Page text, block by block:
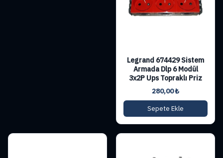
Legrand 674429 Sistem
Armada Dlp 6 Modül
3x2P Ups Topraklı Priz
280,00₺
Sepete Ekle